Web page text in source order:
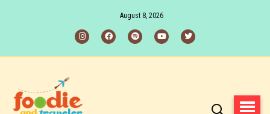
August 8, 2026